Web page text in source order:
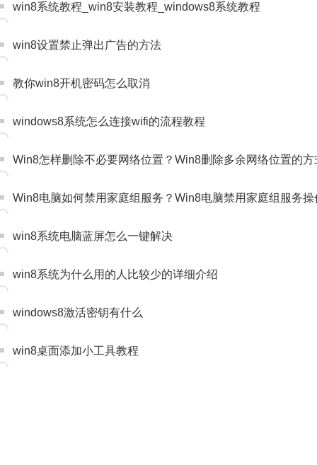
win8系统教程_win8安装教程_windows8系统教程
win8设置禁止弹出广告的方法
教你win8开机密码怎么取消
windows8系统怎么连接wifi的流程教程
Win8怎样删除不必要网络位置？Win8删除多余网络位置的方
Win8电脑如何禁用家庭组服务？Win8电脑禁用家庭组服务操
win8系统电脑蓝屏怎么一键解决
win8系统为什么用的人比较少的详细介绍
windows8激活密钥有什么
win8桌面添加小工具教程